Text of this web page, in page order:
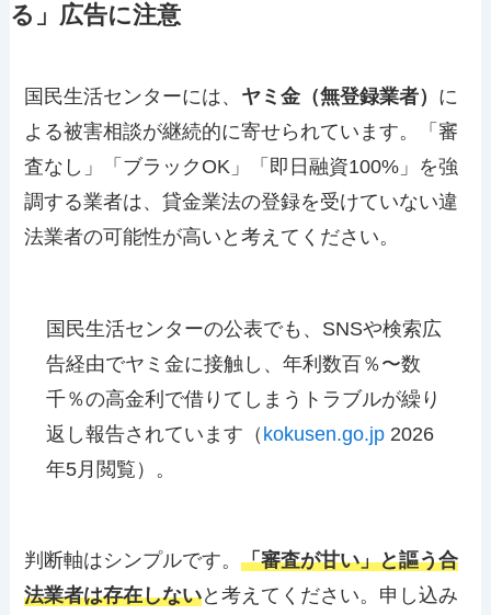
る」広告に注意
国民生活センターには、 ヤミ金（無登録業者） に
よる被害相談が継続的に寄せられています。「審
査なし」「ブラックOK」「即日融資100%」を強
調する業者は、貸金業法の登録を受けていない違
法業者の可能性が高いと考えてください。
国民生活センターの公表でも、SNSや検索広
告経由でヤミ金に接触し、年利数百％〜数
千％の高金利で借りてしまうトラブルが繰り
返し報告されています（ kokusen.go.jp 2026
年5月閲覧）。
判断軸はシンプルです。「審査が甘い」と謳う合
法業者は存在しないと考えてください。申し込み